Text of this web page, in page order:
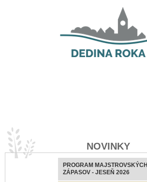
NOVINKY
PROGRAM MAJSTROVSKÝCH
ZÁPASOV - JESEŇ 2026